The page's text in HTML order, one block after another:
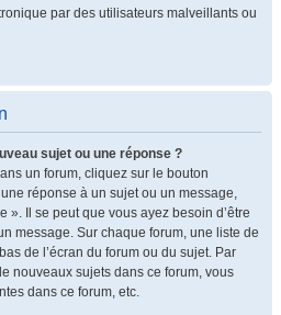
par des utilisateurs malveillants ou
sujet ou une réponse ?
un forum, cliquez sur le bouton
réponse à un sujet ou un message,
». Il se peut que vous ayez besoin d’être
message. Sur chaque forum, une liste de
de l’écran du forum ou du sujet. Par
nouveaux sujets dans ce forum, vous
dans ce forum, etc.